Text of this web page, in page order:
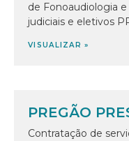
de Fonoaudiologia
judiciais e eletivos
VISUALIZAR »
PREGÃO
Contratação de